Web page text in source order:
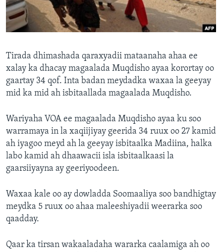
FAAQIDAADDA TODDOBAADKA
DHEXTAALKA TODDOBAADKA
Tirada dhimashada qaraxyadii mataanaha ahaa ee
xalay ka dhacay magaalada Muqdisho ayaa korortay oo
gaartay 34 qof. Inta badan meydadka waxaa la geeyay
mid ka mid ah isbitaallada magaalada Muqdisho.
Wariyaha VOA ee magaalada Muqdisho ayaa ku soo
warramaya in la xaqiijiyay geerida 34 ruux oo 27 kamid
ah iyagoo meyd ah la geeyay isbitaalka Madiina, halka
labo kamid ah dhaawacii isla isbitaalkaasi la
gaarsiiyayna ay geeriyoodeen.
Waxaa kale oo ay dowladda Soomaaliya soo bandhigtay
meydka 5 ruux oo ahaa maleeshiyadii weerarka soo
qaadday.
Qaar ka tirsan wakaaladaha wararka caalamiga ah oo